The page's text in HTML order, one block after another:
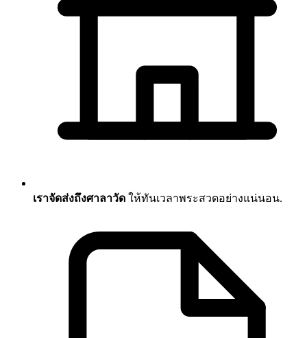
เราจัดส่งถึงศาลาวัด ให้ทันเวลาพระสวดอย่างแน่นอน.